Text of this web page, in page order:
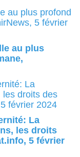
au plus
La
les droits
5 février